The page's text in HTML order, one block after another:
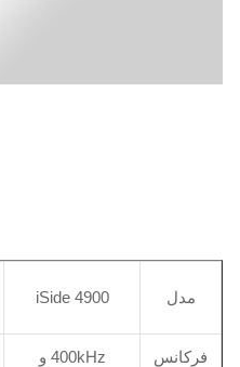
مدل iSide 4900
فرکانس
400kHz و